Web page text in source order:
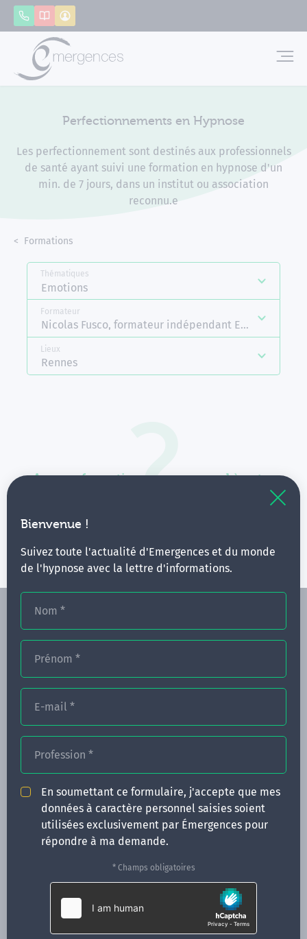
Bienvenue !
Suivez toute l'actualité d'Emergences et du monde
de l'hypnose avec la lettre d'informations.
Nom *
Prénom *
E-mail *
Profession *
En soumettant ce formulaire, j'accepte que mes
données à caractère personnel saisies soient
utilisées exclusivement par Émergences pour
répondre à ma demande.
* Champs obligatoires
AppelerCatalogue
Perfectionnements en Hypnose
Les perfectionnement sont destinés aux professionnels
de santé ayant suivi une formation en hypnose d'un
min. de 7 jours, dans un institut ou association
reconnu.e
Accueil
Formations
Thématiques
Emotions
Formateur
Nicolas Fusco, formateur indépendant Emergences
Lieux
Rennes
Aucune formation ne correspond à votre
Vous pouvez renouveler votre requête en élargissant
FORMATIONS
NOS FORMATEURS
ACTUALITÉS
INFOS PRATIQUES
Qui sommes-nous ?
35000 Rennes
02 99 05 25 47
Panneau de gestion des cookies